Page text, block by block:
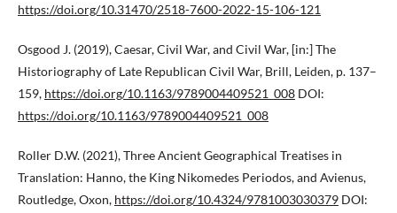
https://doi.org/10.31470/2518-7600-2022-15-106-121
Osgood J. (2019), Caesar, Civil War, and Civil War, [in:] The
Historiography of Late Republican Civil War, Brill, Leiden, p. 137–
159, https://doi.org/10.1163/9789004409521_008 DOI:
https://doi.org/10.1163/9789004409521_008
Roller D.W. (2021), Three Ancient Geographical Treatises in
Translation: Hanno, the King Nikomedes Periodos, and Avienus,
Routledge, Oxon, https://doi.org/10.4324/9781003030379 DOI: